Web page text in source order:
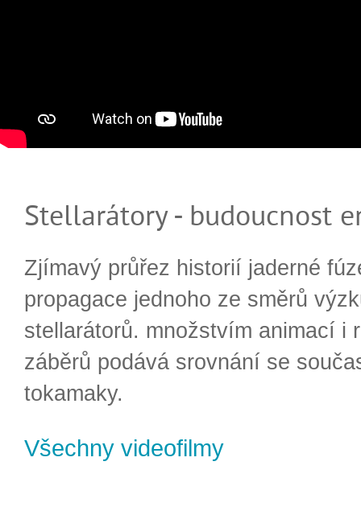
Stellarátory - budoucnost
Zjímavý průřez historií jaderné
propagace jednoho ze směrů
stellarátorů. množstvím animací i
záběrů podává srovnání se
tokamaky.
Všechny videofilmy